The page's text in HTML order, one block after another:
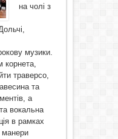
на чолі з
музики.
корнета,
траверсо,
та
а
вокальна
в рамках
манери